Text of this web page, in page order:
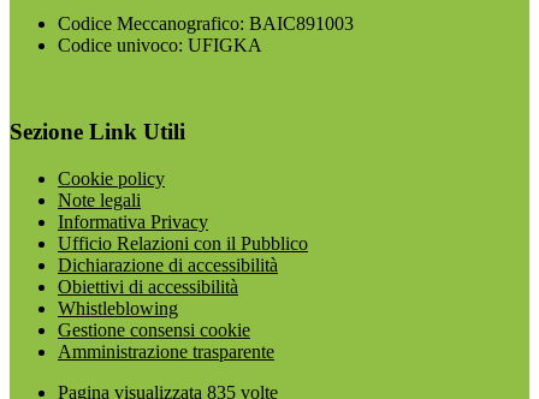
Codice Meccanografico: BAIC891003
Codice univoco: UFIGKA
Sezione Link Utili
Cookie policy
Note legali
Informativa Privacy
Ufficio Relazioni con il Pubblico
Dichiarazione di accessibilità
Obiettivi di accessibilità
Whistleblowing
Gestione consensi cookie
Amministrazione trasparente
Pagina visualizzata 835 volte